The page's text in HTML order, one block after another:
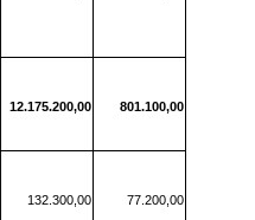
12.175.200,00 801.100,00
132.300,00 77.200,00